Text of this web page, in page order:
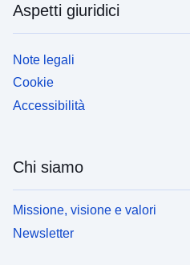
Aspetti giuridici
Note legali
Cookie
Accessibilità
Chi siamo
Missione, visione e valori
Newsletter